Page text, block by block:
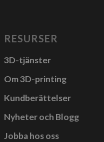
RESURSER
3D-tjänster
Om 3D-printing
Kundberättelser
Nyheter och Blogg
Jobba hos oss